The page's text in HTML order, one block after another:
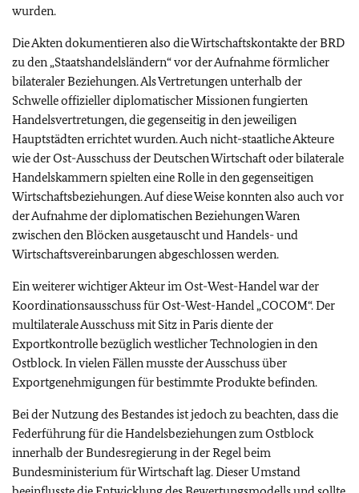
wurden.
Die Akten dokumentieren also die Wirtschaftskontakte der BRD
zu den „Staatshandelsländern“ vor der Aufnahme förmlicher
bilateraler Beziehungen. Als Vertretungen unterhalb der
Schwelle offizieller diplomatischer Missionen fungierten
Handelsvertretungen, die gegenseitig in den jeweiligen
Hauptstädten errichtet wurden. Auch nicht-staatliche Akteure
wie der Ost-Ausschuss der Deutschen Wirtschaft oder bilaterale
Handelskammern spielten eine Rolle in den gegenseitigen
Wirtschaftsbeziehungen. Auf diese Weise konnten also auch vor
der Aufnahme der diplomatischen Beziehungen Waren
zwischen den Blöcken ausgetauscht und Handels- und
Wirtschaftsvereinbarungen abgeschlossen werden.
Ein weiterer wichtiger Akteur im Ost-West-Handel war der
Koordinationsausschuss für Ost-West-Handel „COCOM“. Der
multilaterale Ausschuss mit Sitz in Paris diente der
Exportkontrolle bezüglich westlicher Technologien in den
Ostblock. In vielen Fällen musste der Ausschuss über
Exportgenehmigungen für bestimmte Produkte befinden.
Bei der Nutzung des Bestandes ist jedoch zu beachten, dass die
Federführung für die Handelsbeziehungen zum Ostblock
innerhalb der Bundesregierung in der Regel beim
Bundesministerium für Wirtschaft lag. Dieser Umstand